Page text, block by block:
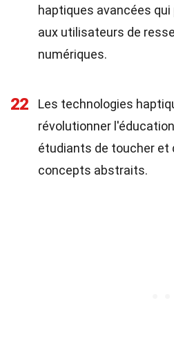
haptiques avancées
aux utilisateurs de
numériques.
22
Les technologies
révolutionner
étudiants de toucher et
concepts abstraits.